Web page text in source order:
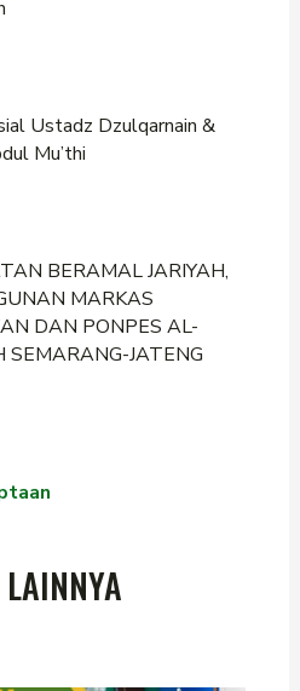
Ustadz Dzulqarnain &
Mu’thi
BERAMAL JARIYAH,
MARKAS
DAN PONPES AL-
SEMARANG-JATENG